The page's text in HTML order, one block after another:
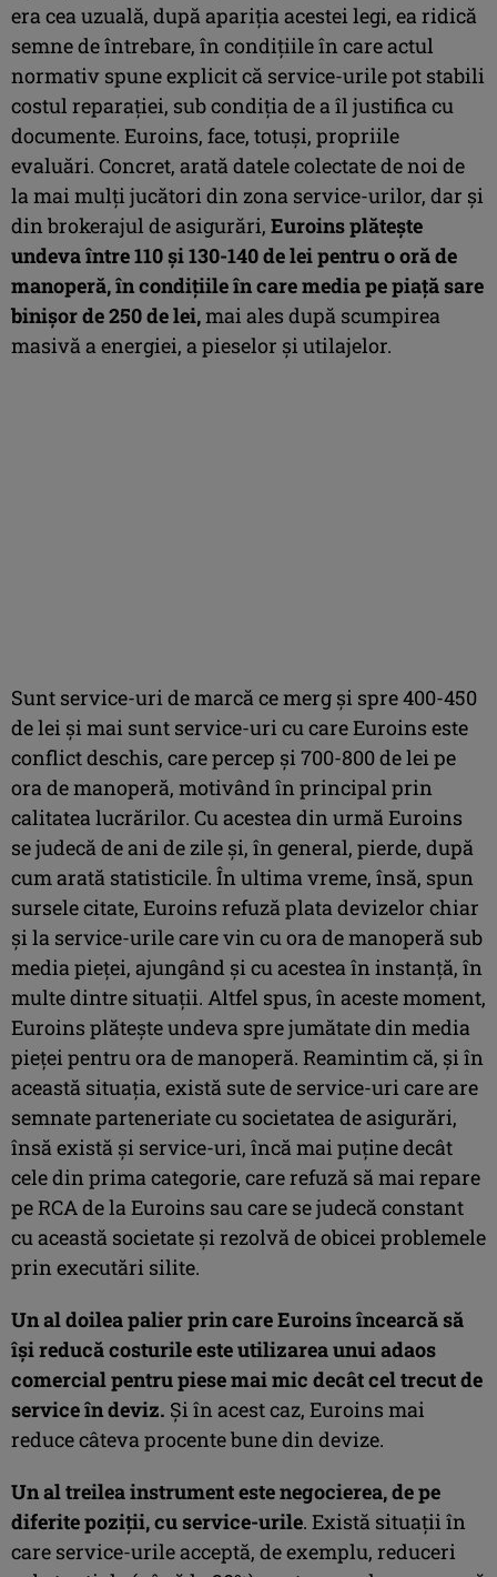
era cea uzuală, după apariția acestei legi, ea ridică
semne de întrebare, în condițiile în care actul
normativ spune explicit că service-urile pot stabili
costul reparației, sub condiția de a îl justifica cu
documente. Euroins, face, totuși, propriile
evaluări. Concret, arată datele colectate de noi de
la mai mulți jucători din zona service-urilor, dar și
din brokerajul de asigurări, Euroins plătește
undeva între 110 și 130-140 de lei pentru o oră de
manoperă, în condițiile în care media pe piață sare
binișor de 250 de lei,mai ales după scumpirea
masivă a energiei, a pieselor și utilajelor.
Sunt service-uri de marcă ce merg și spre 400-450
de lei și mai sunt service-uri cu care Euroins este
conflict deschis, care percep și 700-800 de lei pe
ora de manoperă, motivând în principal prin
calitatea lucrărilor. Cu acestea din urmă Euroins
se judecă de ani de zile și, în general, pierde, după
cum arată statisticile. În ultima vreme, însă, spun
sursele citate, Euroins refuză plata devizelor chiar
și la service-urile care vin cu ora de manoperă sub
media pieței, ajungând și cu acestea în instanță, în
multe dintre situații. Altfel spus, în aceste moment,
Euroins plătește undeva spre jumătate din media
pieței pentru ora de manoperă. Reamintim că, și în
această situația, există sute de service-uri care are
semnate parteneriate cu societatea de asigurări,
însă există și service-uri, încă mai puține decât
cele din prima categorie, care refuză să mai repare
pe RCA de la Euroins sau care se judecă constant
cu această societate și rezolvă de obicei problemele
prin executări silite.
Un al doilea palier prin care Euroins încearcă să
își reducă costurile este utilizarea unui adaos
comercial pentru piese mai mic decât cel trecut de
service în deviz. Și în acest caz, Euroins mai
reduce câteva procente bune din devize.
Un al treilea instrument este negocierea, de pe
diferite poziții, cu service-urile. Există situații în
care service-urile acceptă, de exemplu, reduceri